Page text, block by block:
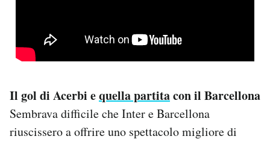
Il gol di Acerbi equella partitacon il Barcellona
Sembrava difficile che Inter e Barcellona
riuscissero a offrire uno spettacolo migliore di